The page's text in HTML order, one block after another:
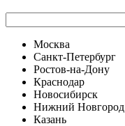
Москва
Санкт-Петербург
Ростов-на-Дону
Краснодар
Новосибирск
Нижний Новгород
Казань